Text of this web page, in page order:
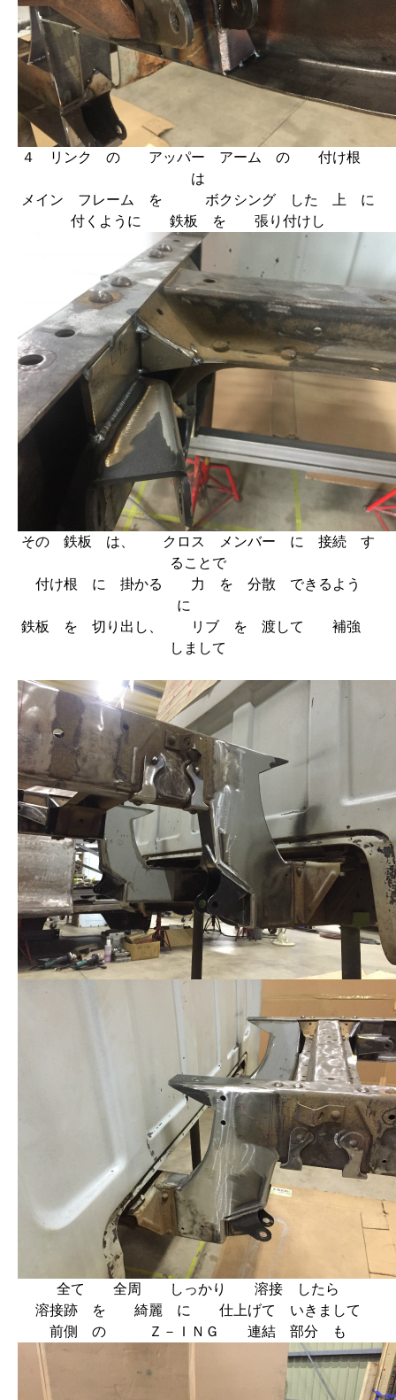
４ リンク の アッパー アーム の 付け根
は
メイン フレーム を ボクシング した 上 に
付くように 鉄板 を 張り付けし
その 鉄板 は、 クロス メンバー に 接続 す
ることで
付け根 に 掛かる 力 を 分散 できるよう
に
鉄板 を 切り出し、 リブ を 渡して 補強
しまして
全て 全周 しっかり 溶接 したら
溶接跡 を 綺麗 に 仕上げて いきまして
前側 の Ｚ－ＩＮＧ 連結 部分 も